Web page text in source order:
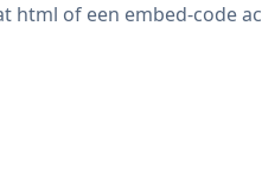
of een embed-code